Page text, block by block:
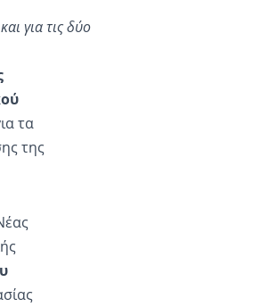
και για τις δύο
τα
της